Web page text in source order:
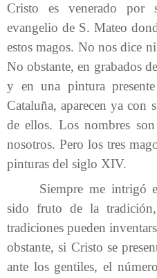
Cristo es venerado por
evangelio de S. Mateo
estos magos. No nos dice
No obstante, en grabados
y en una pintura
Cataluña, aparecen ya con
de ellos. Los nombres
nosotros. Pero los tres
pinturas del siglo XIV.
Siempre me intrigó
sido fruto de la
tradiciones pueden
obstante, si Cristo se
ante los gentiles, el